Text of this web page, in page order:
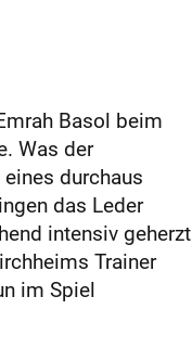
Basol beim
Was der
durchaus
das Leder
intensiv geherzt
Trainer
im Spiel